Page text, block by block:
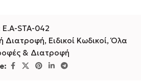
E.A-STA-042
Διατροφή, Ειδικοί Κωδικοί, Όλα
& Διατροφή